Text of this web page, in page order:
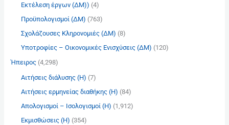
Εκτέλεση έργων (ΔΜ)) (4)
Προϋπολογισμοί (ΔΜ) (763)
Σχολάζουσες Κληρονομιές (ΔΜ) (8)
Υποτροφίες – Οικονομικές Ενισχύσεις (ΔΜ) (120)
Ήπειρος(4,298)
Αιτήσεις διάλυσης (Η) (7)
Αιτήσεις ερμηνείας διαθήκης (Η) (84)
Απολογισμοί – Ισολογισμοί (Η) (1,912)
Εκμισθώσεις (Η) (354)